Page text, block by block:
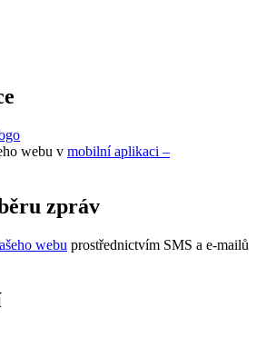
webu v mobilní aplikaci –
zpráv
webu prostřednictvím SMS a e-mailů